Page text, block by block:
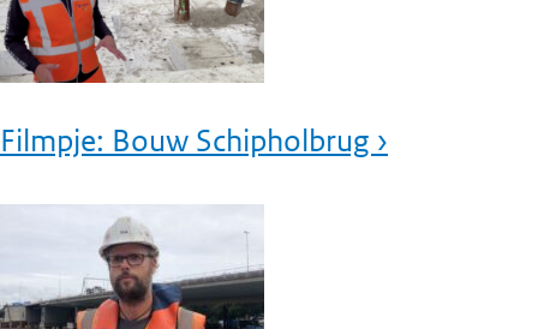
Filmpje: Bouw Schipholbrug ›